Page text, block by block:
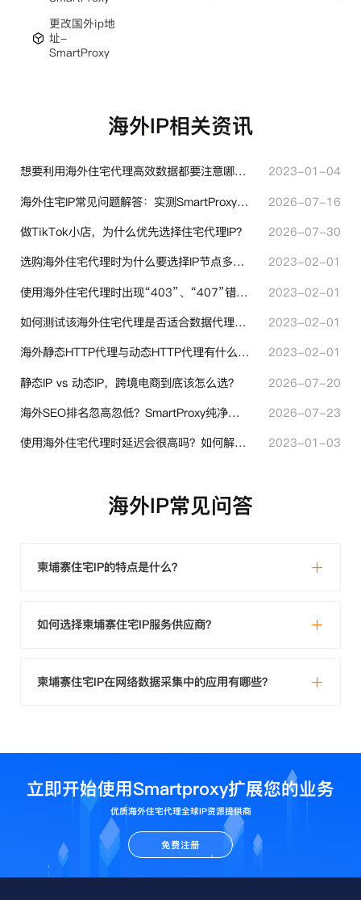
更改国外ip地
址-
SmartProxy
海外IP相关资讯
想要利用海外住宅代理高效数据都要注意哪些地方？
2023-01-04
海外住宅IP常见问题解答：实测SmartProxy使用经验分享
2026-07-16
做TikTok小店，为什么优先选择住宅代理IP？
2026-07-30
选购海外住宅代理时为什么要选择IP节点多的？有什么区别？
2023-02-01
使用海外住宅代理时出现“403”、“407”错误代码时代表什么？
2023-02-01
如何测试该海外住宅代理是否适合数据代理使用？
2023-02-01
海外静态HTTP代理与动态HTTP代理有什么不同？
2023-02-01
静态IP vs 动态IP，跨境电商到底该怎么选？
2026-07-20
海外SEO排名忽高忽低？SmartProxy纯净住宅IP助力站点权重稳定
2026-07-23
使用海外住宅代理时延迟会很高吗？如何解决？
2023-01-03
海外IP常见问答
柬埔寨住宅IP的特点是什么？
如何选择柬埔寨住宅IP服务供应商？
柬埔寨住宅IP在网络数据采集中的应用有哪些？
立即开始使用Smartproxy扩展您的业务
优质海外住宅代理全球IP资源提供商
免费注册